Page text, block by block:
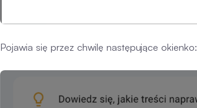
Pojawia się przez chwilę następujące okienko: